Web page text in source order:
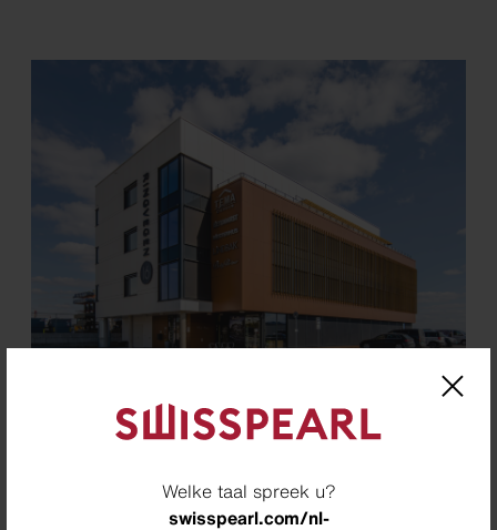
Welke taal spreek u?
swisspearl.com/nl-
BREEM-NOR certified Ringvegen 16, Gjøvik, Norway
Biogebaseerd bouwen